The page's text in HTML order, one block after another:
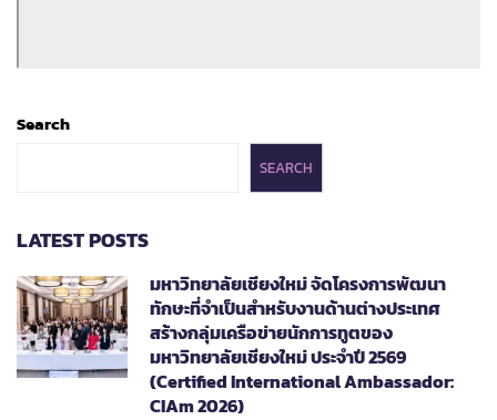
Search
SEARCH
LATEST POSTS
มหาวิทยาลัยเชียงใหม่ จัดโครงการพัฒนา
ทักษะที่จำเป็นสำหรับงานด้านต่างประเทศ
สร้างกลุ่มเครือข่ายนักการทูตของ
มหาวิทยาลัยเชียงใหม่ ประจำปี 2569
(Certified International Ambassador:
CIAm 2026)